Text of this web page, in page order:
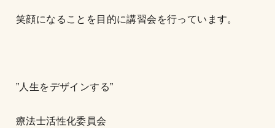
笑顔になることを目的に講習会を行っています。
”人生をデザインする”
療法士活性化委員会